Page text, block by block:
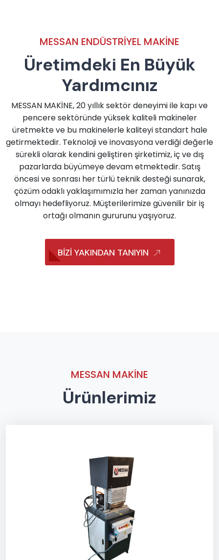
MESSAN ENDÜSTRIYEL MAKINE
Üretimdeki En Büyük
Yardımcınız
MESSAN MAKİNE, 20 yıllık sektör deneyimi ile kapı ve
pencere sektöründe yüksek kaliteli makineler
üretmekte ve bu makinelerle kaliteyi standart hale
getirmektedir. Teknoloji ve inovasyona verdiği değerle
sürekli olarak kendini geliştiren şirketimiz, iç ve dış
pazarlarda büyümeye devam etmektedir. Satış
öncesi ve sonrası her türlü teknik desteği sunarak,
çözüm odaklı yaklaşımımızla her zaman yanınızda
olmayı hedefliyoruz. Müşterilerimize güvenilir bir iş
ortağı olmanın gururunu yaşıyoruz.
BİZİ YAKINDAN TANIYIN
MESSAN MAKINE
Ürünlerimiz